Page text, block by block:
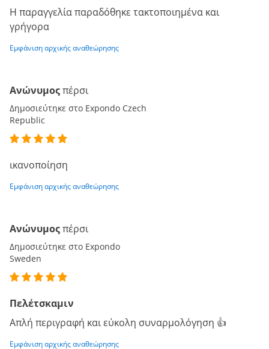
Η παραγγελία παραδόθηκε τακτοποιημένα και
γρήγορα
Εμφάνιση αρχικής αναθεώρησης
Ανώνυμοςπέρσι
Δημοσιεύτηκε στο Expondo Czech
Republic
ικανοποίηση
Εμφάνιση αρχικής αναθεώρησης
Ανώνυμοςπέρσι
Δημοσιεύτηκε στο Expondo
Sweden
Πελέτσκαμιν
Απλή περιγραφή και εύκολη συναρμολόγηση 👍
Εμφάνιση αρχικής αναθεώρησης